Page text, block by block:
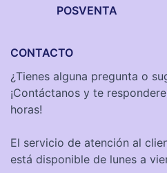
POSVENTA
CONTACTO
¿Tienes alguna pregunta o
¡Contáctanos y te
horas!
El servicio de atención al
está disponible de lunes a